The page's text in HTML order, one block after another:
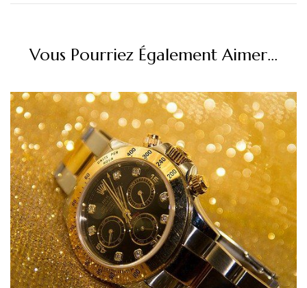
Vous Pourriez Également Aimer...